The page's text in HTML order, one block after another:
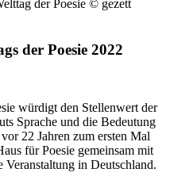
der Poesie © gezett
der Poesie 2022
würdigt den Stellenwert der
Sprache und die Bedeutung
22 Jahren zum ersten Mal
für Poesie gemeinsam mit
Veranstaltung in Deutschland.